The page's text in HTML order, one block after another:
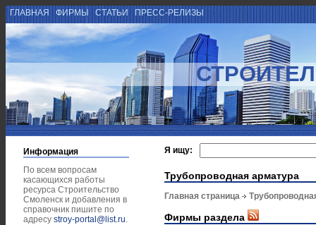
ГЛАВНАЯ ФИРМЫ СТАТЬИ ПРЕСС-РЕЛИЗЫ
Информация
По всем вопросам
касающихся работы
ресурса Строительство
Смоленск и добавления в
справочник пишите по
адресу stroy-portal@list.ru.
Я ищу:
Трубопроводная арматура
Главная страница
Фирмы раздела